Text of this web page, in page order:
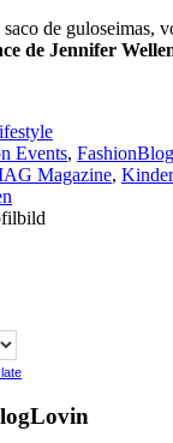
de guloseimas,
de Jennifer
Events,
Magazine,